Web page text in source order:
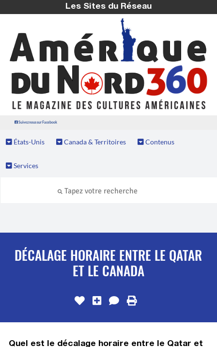
Les Sites du Réseau
Suivez nous sur Facebook
États-Unis Canada & Territoires Contenus
Services
DÉCALAGE HORAIRE ENTRE LE QATAR
ET LE CANADA
Quel est le décalage horaire entre le Qatar et